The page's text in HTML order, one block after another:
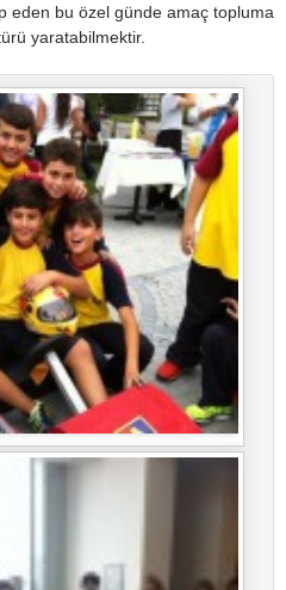
eden bu özel günde amaç topluma
yaratabilmektir.